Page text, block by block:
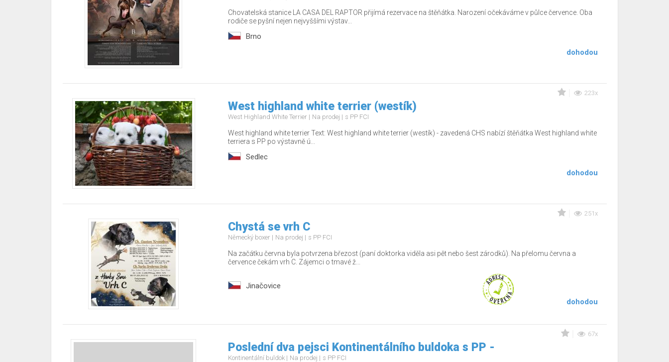
Chovatelská stanice LA CASA DEL RAPTOR přijímá rezervace na štěňátka. Narození očekáváme v půlce července. Oba
rodiče se pyšní nejen nejvyššími výstav...
Brno
dohodou
223x
West highland white terrier (westík)
West Highland White Terrier Na prodej s PP FCI
West highland white terrier Text: West highland white terrier (westík) - zavedená CHS nabízí štěňátka West highland white
terriera s PP po výstavně ú...
Sedlec
dohodou
251x
Chystá se vrh C
Německý boxer Na prodej s PP FCI
Na začátku června byla potvrzena březost (paní doktorka viděla asi pět nebo šest zárodků). Na přelomu června a
července čekám vrh C. Zájemci o tmavé ž...
Jinačovice
dohodou
67x
Poslední dva pejsci Kontinentálního buldoka s PP -
Kontinentální buldok Na prodej s PP FCI